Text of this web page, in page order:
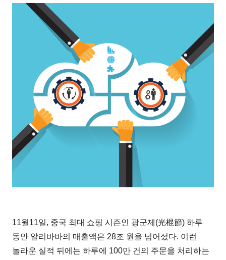
11월11일, 중국 최대 쇼핑 시즌인 광군제(光棍節) 하루
동안 알리바바의 매출액은 28조 원을 넘어섰다. 이런
놀라운 실적 뒤에는 하루에 100만 건의 주문을 처리하는